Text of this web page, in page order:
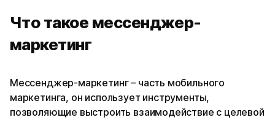
Что такое мессенджер-
маркетинг
Мессенджер-маркетинг – часть мобильного
маркетинга, он использует инструменты,
позволяющие выстроить взаимодействие с целевой